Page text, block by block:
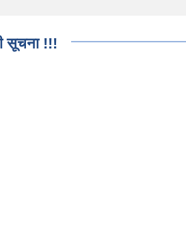
सूचना !!!